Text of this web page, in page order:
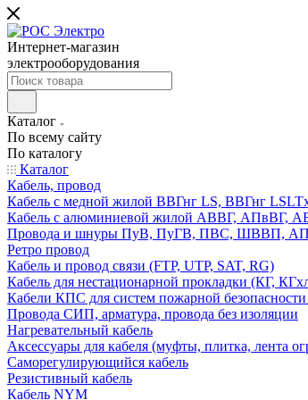
Интернет-магазин
электрооборудования
Каталог
По всему сайту
По каталогу
Каталог
Кабель, провод
Кабель с медной жилой ВВГнг LS, ВВГнг
Кабель с алюминиевой жилой АВВГ, АПвВГ,
Провода и шнуры ПуВ, ПуГВ, ПВС, ШВВП,
Ретро провод
Кабель и провод связи (FTP, UTP, SAT, RG)
Кабель для нестационарной прокладки (КГ,
Кабели КПС для систем пожарной
Провода СИП, арматура, провода без изоляции
Нагревательный кабель
Аксессуары для кабеля (муфты, плитка, лента
Саморегулирующийся кабель
Резистивный кабель
Кабель NYM